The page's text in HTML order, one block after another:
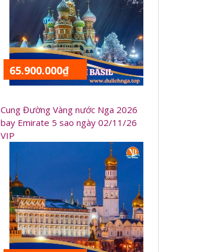
65.900.000₫
Cung Đường Vàng nước Nga 2026
bay Emirate 5 sao ngày 02/11/26
VIP